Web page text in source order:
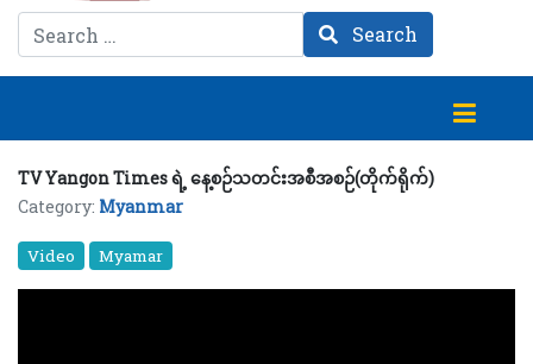
Search Search
TV Yangon Times ရဲ့ နေ့စဉ်သတင်းအစီအစဉ်(တိုက်ရိုက်)
Category: Myanmar
Video Myamar